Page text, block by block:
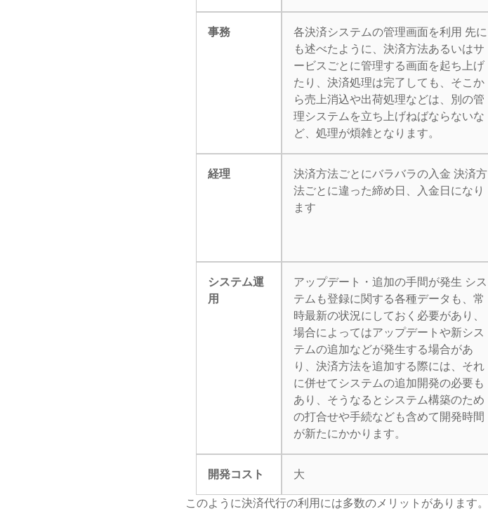
事務
各決済システムの管理画面を利用 先に
も述べたように、決済方法あるいはサ
ービスごとに管理する画面を起ち上げ
たり、決済処理は完了しても、そこか
ら売上消込や出荷処理などは、別の管
理システムを立ち上げねばならないな
ど、処理が煩雑となります。
経理
決済方法ごとにバラバラの入金 決済方
法ごとに違った締め日、入金日になり
ます
システム運
用
アップデート・追加の手間が発生 シス
テムも登録に関する各種データも、常
時最新の状況にしておく必要があり、
場合によってはアップデートや新シス
テムの追加などが発生する場合があ
り、決済方法を追加する際には、それ
に併せてシステムの追加開発の必要も
あり、そうなるとシステム構築のため
の打合せや手続なども含めて開発時間
が新たにかかります。
開発コスト 大
このように決済代行の利用には多数のメリットがあります。